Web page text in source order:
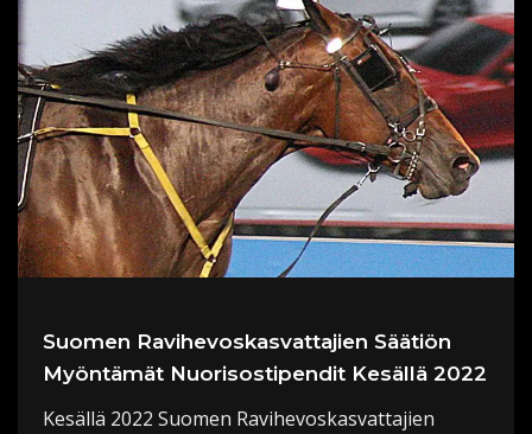
Suomen Ravihevoskasvattajien Säätiön
Myöntämät Nuorisostipendit Kesällä 2022
Kesällä 2022 Suomen Ravihevoskasvattajien